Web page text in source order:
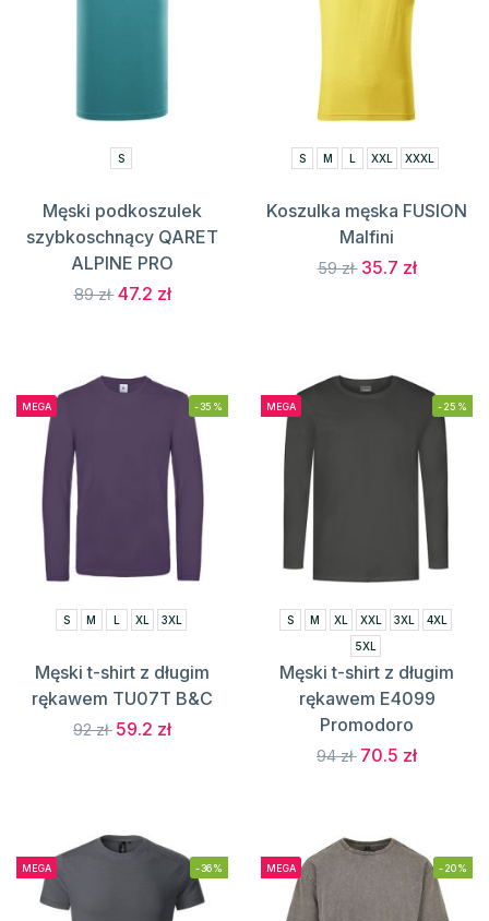
S
Męski podkoszulek
szybkoschnący QARET
ALPINE PRO
89 zł 47.2 zł
S M L XXL XXXL
Koszulka męska FUSION
Malfini
59 zł 35.7 zł
MEGA -35%
S M L XL 3XL
Męski t-shirt z długim
rękawem TU07T B&C
92 zł 59.2 zł
MEGA -25%
S M XL XXL 3XL
4XL
5XL
Męski t-shirt z długim
rękawem E4099
Promodoro
94 zł 70.5 zł
MEGA -36% MEGA -20%